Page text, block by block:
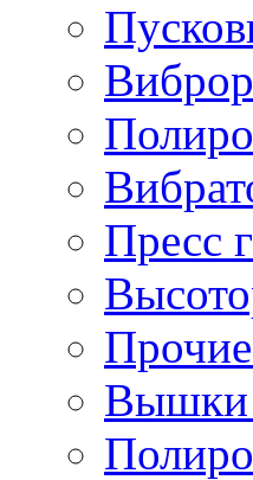
Пресс
Вышки